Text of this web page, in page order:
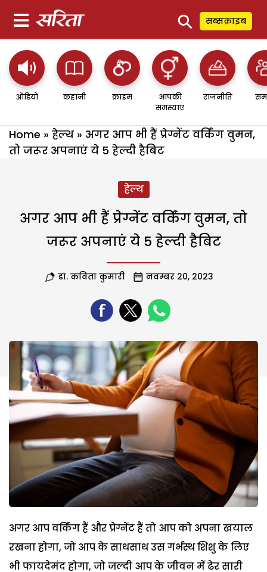
⚲ सब्सक्राइब
ऑडियो कहानी क्राइम
आपकी
समस्याएं
राजनीति
Home » हेल्थ » अगर आप भी हैं प्रेग्नेंट वर्किंग वुमन,
तो जरूर अपनाएं ये 5 हेल्दी हैबिट
हेल्थ
अगर आप भी हैं प्रेग्नेंट वर्किंग वुमन, तो
जरूर अपनाएं ये 5 हेल्दी हैबिट
डा. कविता कुमारी नवम्बर 20, 2023
अगर आप वर्किंग हैं और प्रेग्नेंट हैं तो आप को अपना खयाल
रखना होगा, जो आप के साथसाथ उस गर्भस्थ शिशु के लिए
भी फायदेमंद होगा, जो जल्दी आप के जीवन में ढेर सारी